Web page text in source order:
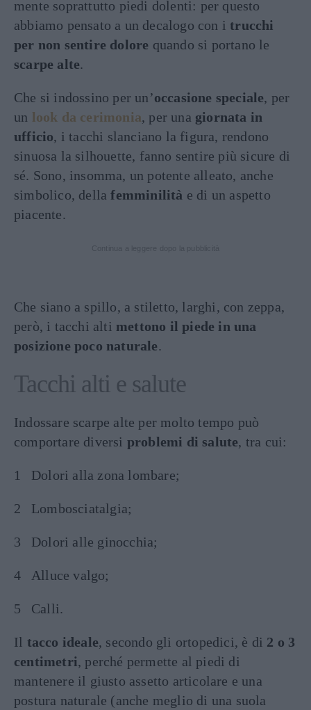
mente soprattutto piedi dolenti: per questo
abbiamo pensato a un decalogo con itrucchi
per non sentire dolore quando si portano le
scarpe alte.
Che si indossino per un’occasione speciale, per
un look da cerimonia, per una giornata in
ufficio, i tacchi slanciano la figura, rendono
sinuosa la silhouette, fanno sentire più sicure di
sé. Sono, insomma, un potente alleato, anche
simbolico, dellafemminilità e di un aspetto
piacente.
Che siano a spillo, a stiletto, larghi, con zeppa,
però, i tacchi alti mettono il piede in una
posizione poco naturale.
Tacchi alti e salute
Indossare scarpe alte per molto tempo può
comportare diversi problemi di salute, tra cui:
Dolori alla zona lombare;
Lombosciatalgia;
Dolori alle ginocchia;
Alluce valgo;
Calli.
Il tacco ideale, secondo gli ortopedici, è di 2 o 3
centimetri, perché permette al piedi di
mantenere il giusto assetto articolare e una
postura naturale (anche meglio di una suola